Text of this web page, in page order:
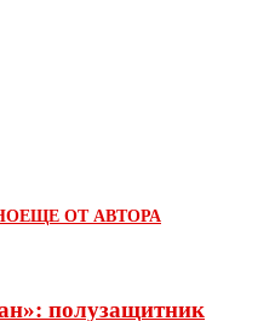
ЕЩЕ ОТ АВТОРА
полузащитник